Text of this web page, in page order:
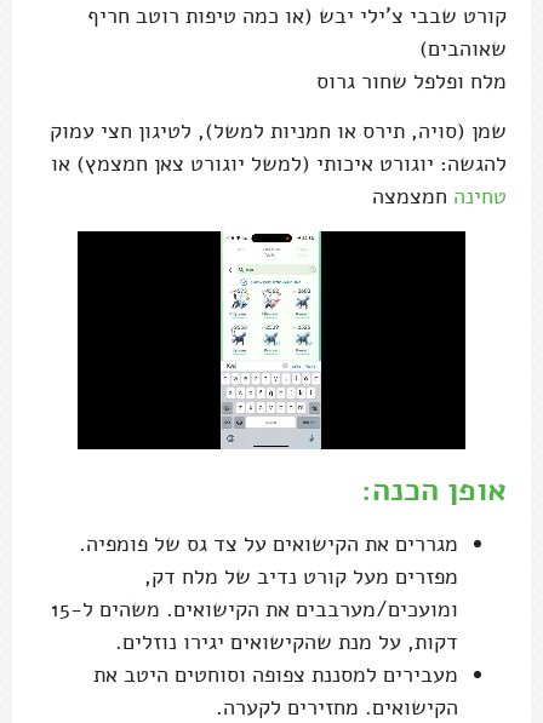
קורט שבבי צ'ילי יבש (או כמה טיפות רוטב חריף
שאוהבים)
מלח ופלפל שחור גרוס
שמן (סויה, תירס או חמניות למשל), לטיגון חצי עמוק
להגשה: יוגורט איכותי (למשל יוגורט צאן חמצמץ) או
טחינה חמצמצה
אופן הכנה:
מגררים את הקישואים על צד גס של פומפיה.
מפזרים מעל קורט נדיב של מלח דק,
ומועכים/מערבבים את הקישואים. משהים ל-15
דקות, על מנת שהקישואים יגירו נוזלים.
מעבירים למסננת צפופה וסוחטים היטב את
הקישואים. מחזירים לקערה.